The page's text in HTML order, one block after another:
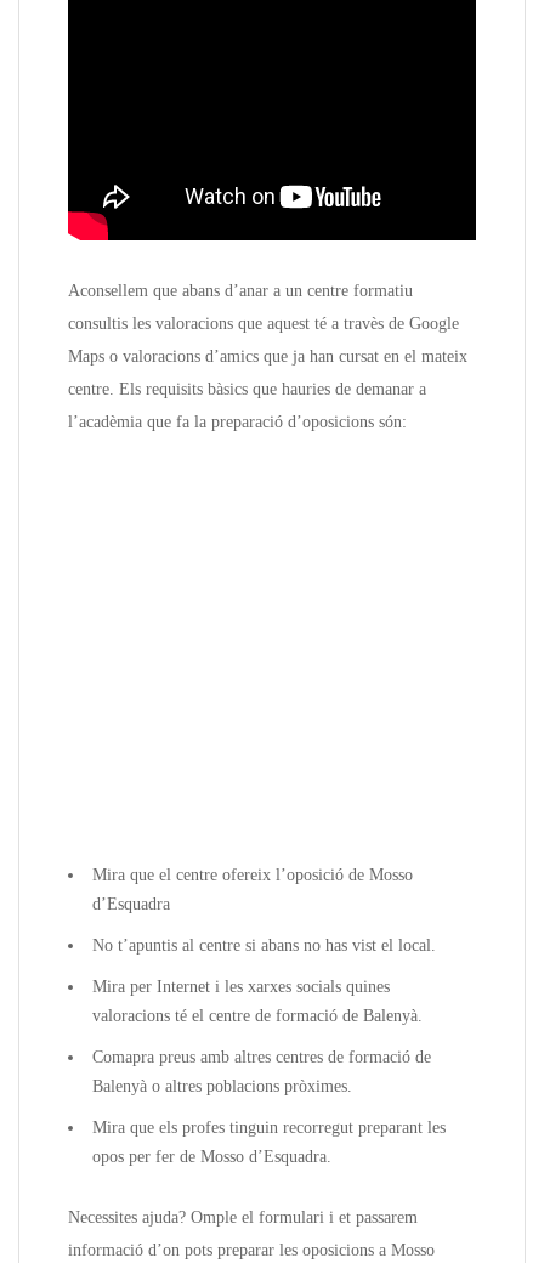
Aconsellem que abans d’anar a un centre formatiu
consultis les valoracions que aquest té a travès de Google
Maps o valoracions d’amics que ja han cursat en el mateix
centre. Els requisits bàsics que hauries de demanar a
l’acadèmia que fa la preparació d’oposicions són:
Mira que el centre ofereix l’oposició de Mosso
d’Esquadra
No t’apuntis al centre si abans no has vist el local.
Mira per Internet i les xarxes socials quines
valoracions té el centre de formació de Balenyà.
Comapra preus amb altres centres de formació de
Balenyà o altres poblacions pròximes.
Mira que els profes tinguin recorregut preparant les
opos per fer de Mosso d’Esquadra.
Necessites ajuda? Omple el formulari i et passarem
informació d’on pots preparar les oposicions a Mosso